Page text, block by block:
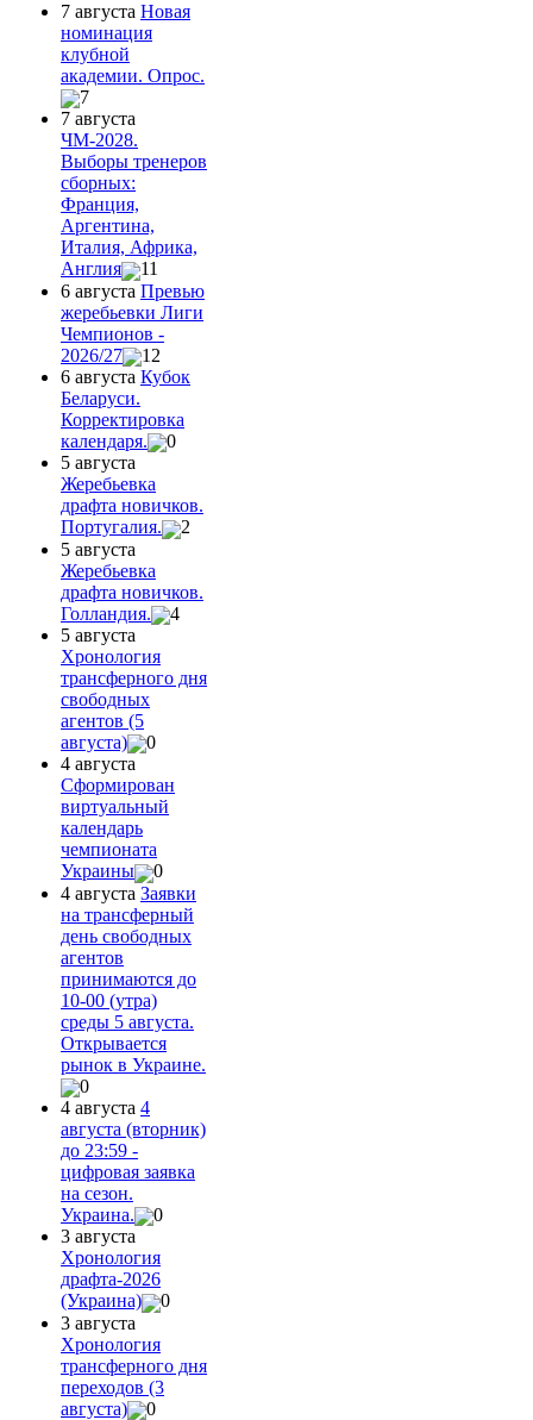
7 августа Новая
номинация
клубной
академии. Опрос.
7
7 августа
ЧМ-2028.
Выборы тренеров
сборных:
Франция,
Аргентина,
Италия, Африка,
Англия
11
6 августа Превью
жеребьевки Лиги
Чемпионов -
2026/27
12
6 августа Кубок
Беларуси.
Корректировка
календаря.
0
5 августа
Жеребьевка
драфта новичков.
Португалия.
2
5 августа
Жеребьевка
драфта новичков.
Голландия.
4
5 августа
Хронология
трансферного дня
свободных
агентов (5
августа)
0
4 августа
Сформирован
виртуальный
календарь
чемпионата
Украины
0
4 августа Заявки
на трансферный
день свободных
агентов
принимаются до
10-00 (утра)
среды 5 августа.
Открывается
рынок в Украине.
0
4 августа 4
августа (вторник)
до 23:59 -
цифровая заявка
на сезон.
Украина.
0
3 августа
Хронология
драфта-2026
(Украина)
0
3 августа
Хронология
трансферного дня
переходов (3
августа)
0